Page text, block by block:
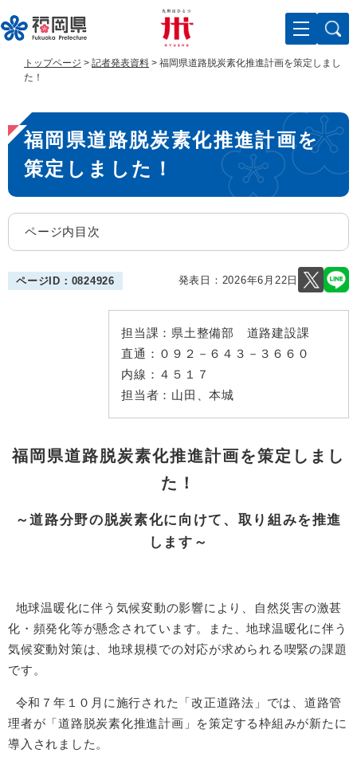
ー
ジ
す
。
ニ
ュ
し
て
へ
トップページ > 記者発表資料 > 福岡県道路脱炭素化推進計画を策定しまし
た！
本
文
福岡県道路脱炭素化推進計画を
策定しました！
ページ内目次
ページID：0824926 発表日： 2026年6月22日
担当課： 県土整備部 道路建設課
直通： ０９２－６４３－３６６０
内線： ４５１７
担当者： 山田、本城
福岡県道路脱炭素化推進計画を策定しまし
た！
～道路分野の脱炭素化に向けて、取り組みを推進
します～
地球温暖化に伴う気候変動の影響により、自然災害の激甚
化・頻発化等が懸念されています。また、地球温暖化に伴う
気候変動対策は、地球規模での対応が求められる喫緊の課題
です。
令和７年１０月に施行された「改正道路法」では、道路管
理者が「道路脱炭素化推進計画」を策定する枠組みが新たに
導入されました。